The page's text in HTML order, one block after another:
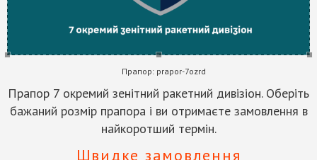
Прапор: prapor-7ozrd
Прапор 7 окремий зенітний ракетний дивізіон. Оберіть
бажаний розмір прапора і ви отримаєте замовлення в
найкоротший термін.
Швидке замовлення